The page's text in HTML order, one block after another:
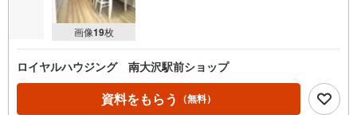
画像19枚
ロイヤルハウジング 南大沢駅前ショップ
資料をもらう （無料）